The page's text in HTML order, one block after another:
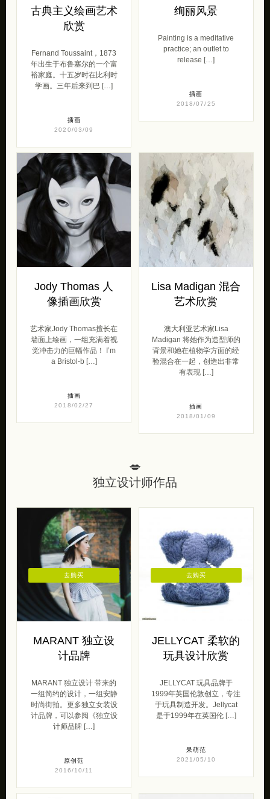
古典主义绘画艺术
欣赏
Fernand Toussaint，1873
年出生于布鲁塞尔的一个富
裕家庭。十五岁时在比利时
学画。三年后来到巴 […]
插画
2020/03/09
绚丽风景
Painting is a meditative
practice; an outlet to
release […]
插画
2018/07/25
Jody Thomas 人
像插画欣赏
艺术家Jody Thomas擅长在
墙面上绘画，一组充满着视
觉冲击力的巨幅作品！ I’m
a Bristol-b […]
插画
2018/02/27
Lisa Madigan 混合
艺术欣赏
澳大利亚艺术家Lisa
Madigan 将她作为造型师的
背景和她在植物学方面的经
验混合在一起，创造出非常
有表现 […]
插画
2018/01/09
💋
独立设计师作品
MARANT 独立设
计品牌
MARANT 独立设计 带来的
一组简约的设计，一组安静
时尚街拍。更多独立女装设
计品牌，可以参阅《独立设
计师品牌 […]
原创范
2016/10/11
去购买
JELLYCAT 柔软的
玩具设计欣赏
JELLYCAT 玩具品牌于
1999年英国伦敦创立，专注
于玩具制造开发。Jellycat
是于1999年在英国伦 […]
呆萌范
2021/05/10
去购买